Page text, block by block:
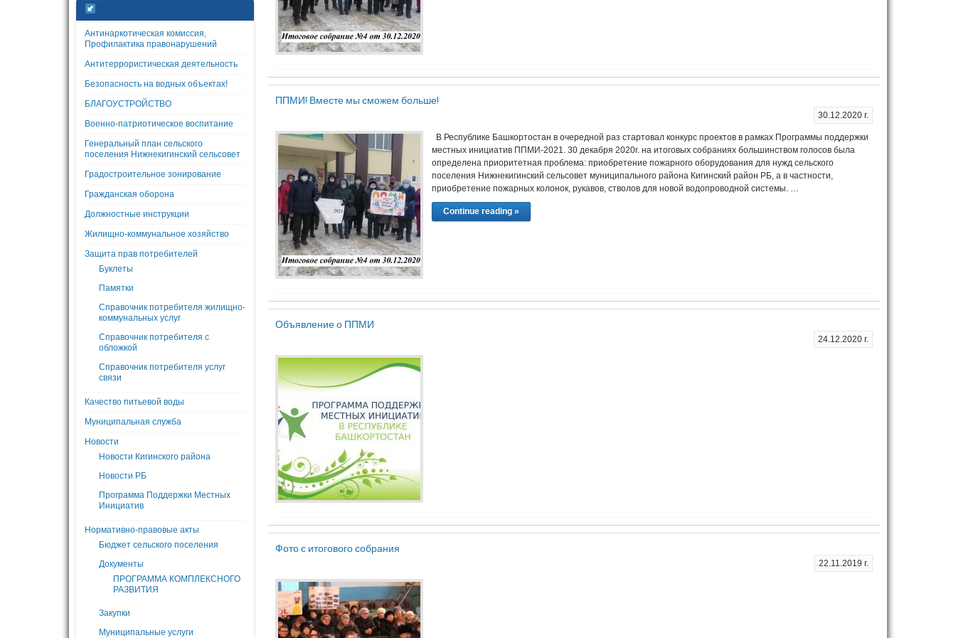
Антинаркотическая комиссия,
Профилактика правонарушений
Антитеррористическая деятельность
Безопасность на водных объектах!
БЛАГОУСТРОЙСТВО
Военно-патриотическое воспитание
Генеральный план сельского
поселения Нижнекигинский сельсовет
Градостроительное зонирование
Гражданская оборона
Должностные инструкции
Жилищно-коммунальное хозяйство
Защита прав потребителей
Буклеты
Памятки
Справочник потребителя жилищно-
коммунальных услуг
Справочник потребителя с
обложкой
Справочник потребителя услуг
связи
Качество питьевой воды
Муниципальная служба
Новости
Новости Кигинского района
Новости РБ
Программа Поддержки Местных
Инициатив
Нормативно-правовые акты
Бюджет сельского поселения
Документы
ПРОГРАММА КОМПЛЕКСНОГО
РАЗВИТИЯ
Закупки
Муниципальные услуги
ППМИ! Вместе мы сможем больше!
30.12.2020 г.
В Республике Башкортостан в очередной раз стартовал конкурс проектов в рамках Программы поддержки
местных инициатив ППМИ-2021. 30 декабря 2020г. на итоговых собраниях большинством голосов была
определена приоритетная проблема: приобретение пожарного оборудования для нужд сельского
поселения Нижнекигинский сельсовет муниципального района Кигинский район РБ, а в частности,
приобретение пожарных колонок, рукавов, стволов для новой водопроводной системы. …
Continue reading »
Объявление о ППМИ
24.12.2020 г.
Фото с итогового собрания
22.11.2019 г.